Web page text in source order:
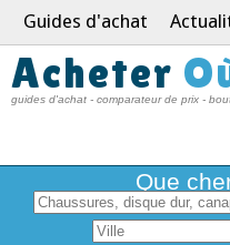
Guides d'achat
Acheter
guides d'achat - comparateur de prix -
Que